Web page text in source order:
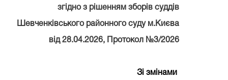
згідно з рішенням зборів суддів
Шевченківського районного суду м.Києва
від 28.04.2026, Протокол №3/2026
Зі змінами